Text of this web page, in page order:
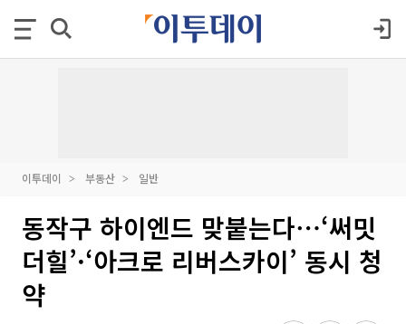
이투데이 부동산 일반
동작구 하이엔드 맞붙는다⋯‘써밋
더힐’·‘아크로 리버스카이’ 동시 청
약